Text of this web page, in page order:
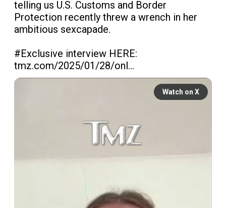
telling us U.S. Customs and Border
Protection recently threw a wrench in her
ambitious sexcapade.
#Exclusive
tmz.com/2025/01/28/onl…
Watch on X